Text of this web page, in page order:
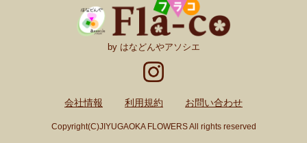
by はなどんやアソシエ
会社情報 利用規約 お問い合わせ
Copyright(C)JIYUGAOKA FLOWERS All rights reserved